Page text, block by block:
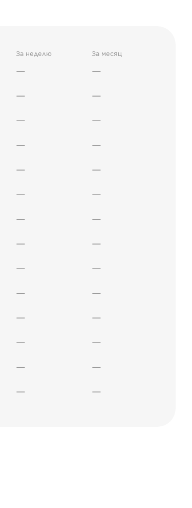
За неделю За месяц
— —
— —
— —
— —
— —
— —
— —
— —
— —
— —
— —
— —
— —
— —